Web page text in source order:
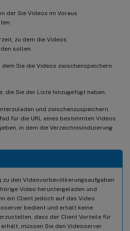
der Sie Videos im Voraus
zu dem die Videos
sollen.
dem Sie die Videos zwischenspeichern
die Sie der Liste hinzugefügt haben.
und zwischenzuspeichern,
für die URL eines bestimmten Videos
in dem die Verzeichnisindizierung
zu den Videovorbevölkerungsaufgaben
Video heruntergeladen und
ein Client jedoch auf das Video
bedient und erhält keine
dass der Client Vorteile für
müssen Sie den Videoserver